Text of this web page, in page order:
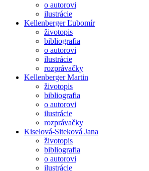
o autorovi
ilustrácie
Kellenberger Ľubomír
životopis
bibliografia
o autorovi
ilustrácie
rozprávačky
Kellenberger Martin
životopis
bibliografia
o autorovi
ilustrácie
rozprávačky
Kiselová-Siteková Jana
životopis
bibliografia
o autorovi
ilustrácie